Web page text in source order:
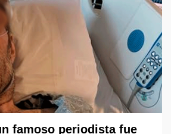
famoso periodista fue